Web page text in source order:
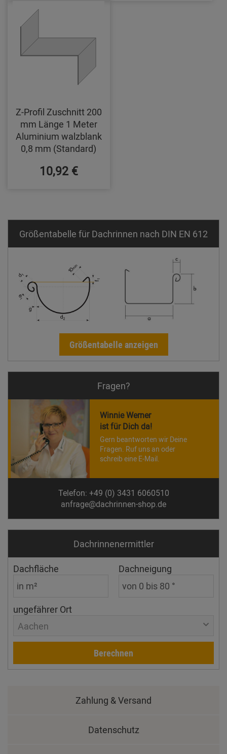
Z-Profil Zuschnitt 200
mm Länge 1 Meter
Aluminium walzblank
0,8 mm (Standard)
10,92 €
Größentabelle für Dachrinnen nach DIN EN 612
Größentabelle anzeigen
Fragen?
Winnie Werner
ist für Dich da!
Gern beantworten wir Deine
Fragen. Ruf uns an oder
schreib eine E-Mail.
Telefon: +49 (0) 3431 6060510
anfrage@dachrinnen-shop.de
Dachrinnen­ermittler
Dachfläche Dachneigung
ungefährer Ort
Aachen
Berechnen
Zahlung & Versand
Datenschutz